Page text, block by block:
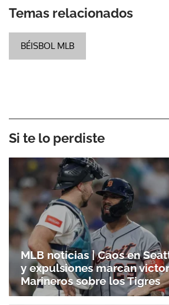
Temas relacionados
BÉISBOL MLB
Si te lo perdiste
MLB noticias | Caos en
y expulsiones marcan
Marineros sobre los Tigres